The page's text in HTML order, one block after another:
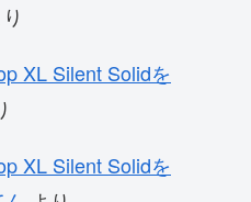
XL Silent Solidを
XL Silent Solidを